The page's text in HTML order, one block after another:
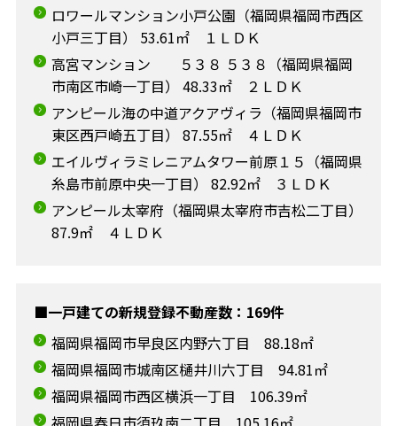
ロワールマンション小戸公園（福岡県福岡市西区
小戸三丁目） 53.61㎡ １ＬＤＫ
高宮マンション ５３８ ５３８（福岡県福岡
市南区市崎一丁目） 48.33㎡ ２ＬＤＫ
アンピール海の中道アクアヴィラ（福岡県福岡市
東区西戸崎五丁目） 87.55㎡ ４ＬＤＫ
エイルヴィラミレニアムタワー前原１５（福岡県
糸島市前原中央一丁目） 82.92㎡ ３ＬＤＫ
アンピール太宰府（福岡県太宰府市吉松二丁目）
87.9㎡ ４ＬＤＫ
■一戸建ての新規登録不動産数：169件
福岡県福岡市早良区内野六丁目 88.18㎡
福岡県福岡市城南区樋井川六丁目 94.81㎡
福岡県福岡市西区横浜一丁目 106.39㎡